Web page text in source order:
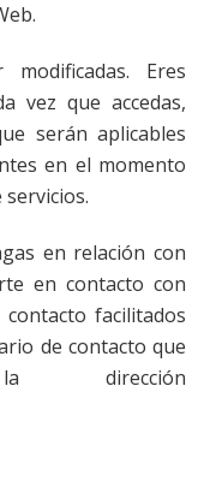
Eres
vez que accedas,
serán aplicables
en el momento
en relación con
en contacto con
facilitados
de contacto que
dirección